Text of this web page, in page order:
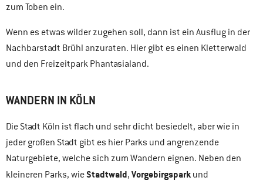
zum Toben ein.
Wenn es etwas wilder zugehen soll, dann ist ein Ausflug in der
Nachbarstadt Brühl anzuraten. Hier gibt es einen Kletterwald
und den Freizeitpark Phantasialand.
WANDERN IN KÖLN
Die Stadt Köln ist flach und sehr dicht besiedelt, aber wie in
jeder großen Stadt gibt es hier Parks und angrenzende
Naturgebiete, welche sich zum Wandern eignen. Neben den
kleineren Parks, wieStadtwald, Vorgebirgspark und